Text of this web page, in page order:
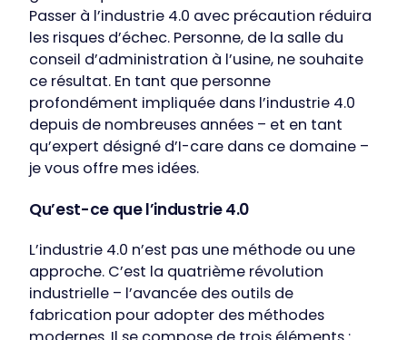
Passer à l’industrie 4.0 avec précaution réduira
les risques d’échec. Personne, de la salle du
conseil d’administration à l’usine, ne souhaite
ce résultat. En tant que personne
profondément impliquée dans l’industrie 4.0
depuis de nombreuses années – et en tant
qu’expert désigné d’I-care dans ce domaine –
je vous offre mes idées.
Qu’est-ce que l’industrie 4.0
L’industrie 4.0 n’est pas une méthode ou une
approche. C’est la quatrième révolution
industrielle – l’avancée des outils de
fabrication pour adopter des méthodes